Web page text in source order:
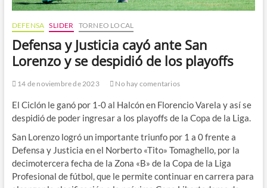
DEFENSA SLIDER TORNEO LOCAL
Defensa y Justicia cayó ante San
Lorenzo y se despidió de los playoffs
14 de noviembre de 2023 No hay comentarios
El Ciclón le ganó por 1-0 al Halcón en Florencio Varela y así se
despidió de poder ingresar a los playoffs de la Copa de la Liga.
San Lorenzo logró un importante triunfo por 1 a 0 frente a
Defensa y Justicia en el Norberto «Tito» Tomaghello, por la
decimotercera fecha de la Zona «B» de la Copa de la Liga
Profesional de fútbol, que le permite continuar en carrera para